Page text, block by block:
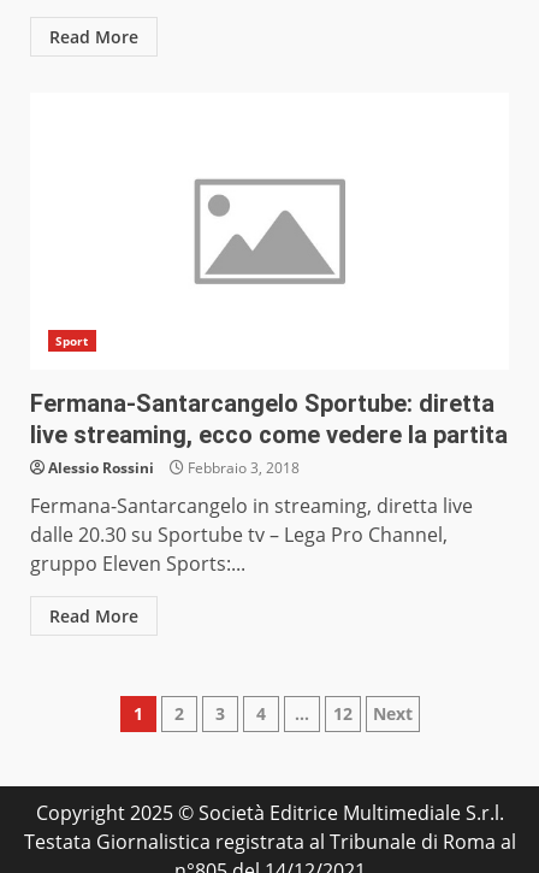
Read More
Sport
Fermana-Santarcangelo Sportube: diretta
live streaming, ecco come vedere la partita
Alessio Rossini Febbraio 3, 2018
Fermana-Santarcangelo in streaming, diretta live
dalle 20.30 su Sportube tv – Lega Pro Channel,
gruppo Eleven Sports:...
Read More
Paginazione
articoli
1 2 3 4 … 12 Next
Copyright 2025 © Società Editrice Multimediale S.r.l.
Testata Giornalistica registrata al Tribunale di Roma al